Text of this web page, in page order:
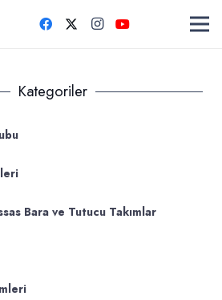
Kategoriler
Bara ve Tutucu Takımlar